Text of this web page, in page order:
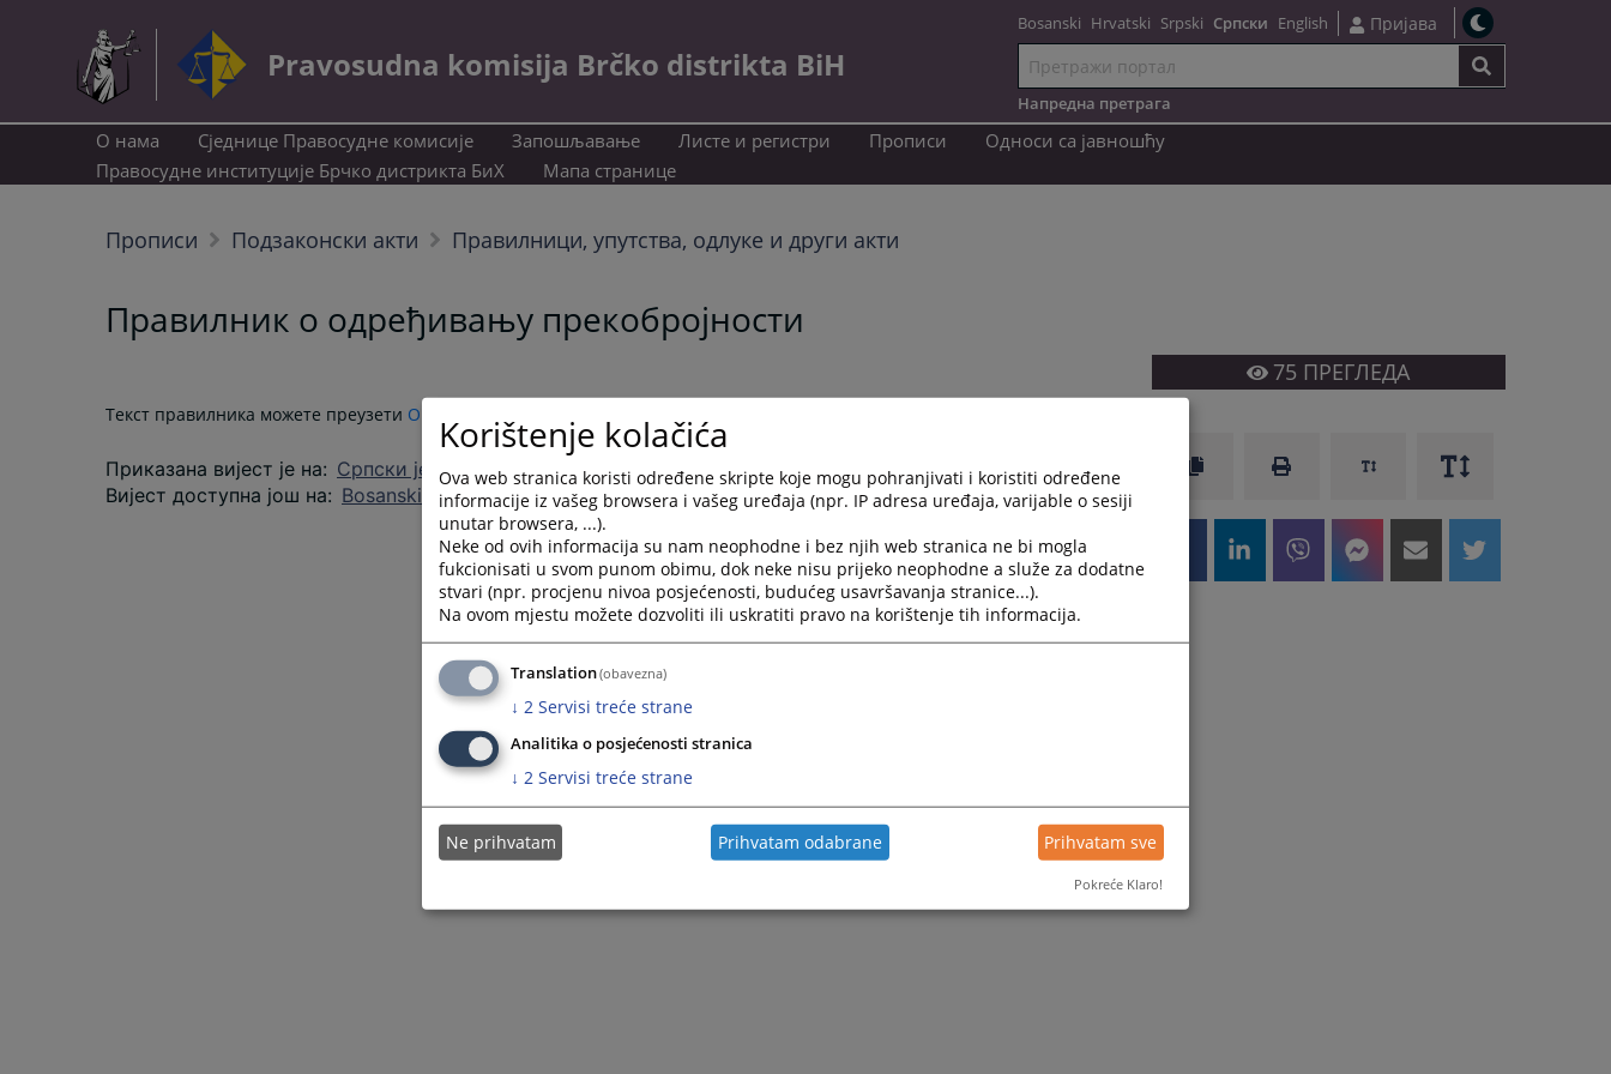
Pravosudna komisija Brčko distrikta BiH
садржај
Bosanski Hrvatski Srpski Српски English Пријава
Напредна претрага
О нама Сједнице Правосудне комисије Запошљавање Листе и регистри Прописи
Односи сa јавношћу
Правосудне институције Брчко дистрикта БиХ
Мапа странице
Прописи Подзаконски акти Правилници, упутства, одлуке и други акти
Правилник о одређивању прекобројности
Текст правилника можете преузети ОВДЈЕ
Приказана вијест је на: Српски језик
Вијест доступна још на: Bosanski jezik
75 ПРЕГЛЕДА
Korištenje kolačića
Ova web stranica koristi određene skripte koje mogu pohranjivati i koristiti određene
informacije iz vašeg browsera i vašeg uređaja (npr. IP adresa uređaja, varijable o sesiji
unutar browsera, ...).
Neke od ovih informacija su nam neophodne i bez njih web stranica ne bi mogla
fukcionisati u svom punom obimu, dok neke nisu prijeko neophodne a služe za dodatne
stvari (npr. procjenu nivoa posjećenosti, budućeg usavršavanja stranice...).
Na ovom mjestu možete dozvoliti ili uskratiti pravo na korištenje tih informacija.
Translation(obavezna)
↓ 2 Servisi treće strane
Analitika o posjećenosti stranica
↓ 2 Servisi treće strane
Ne prihvatam Prihvatam odabrane Prihvatam sve
Pokreće Klaro!